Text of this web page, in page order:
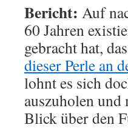
Bericht: Auf
60 Jahren
gebracht hat,
dieser Perle an
lohnt es sich
auszuholen
Blick über den